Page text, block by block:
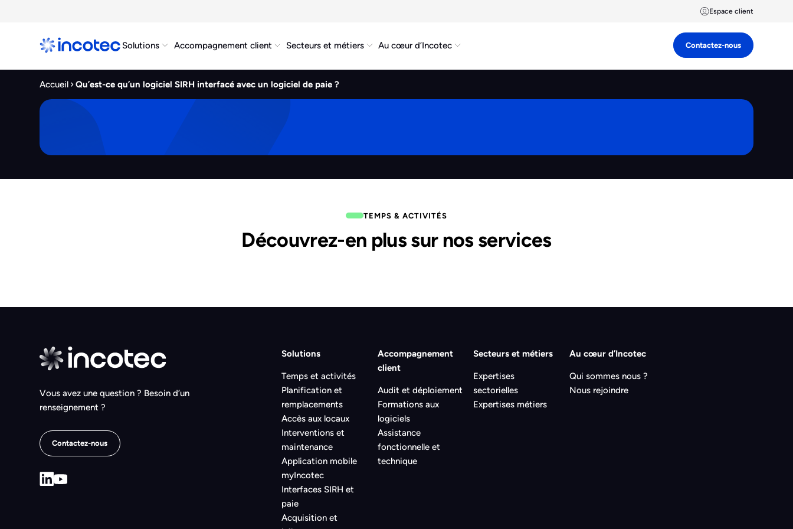
Espace client
Solutions Accompagnement client Secteurs et métiers Au cœur d’Incotec Contactez-nous
Accueil Qu’est-ce qu’un logiciel SIRH interfacé avec un logiciel de paie ?
TEMPS & ACTIVITÉS
Découvrez-en plus sur nos services
Vous avez une question ? Besoin d’un
renseignement ?
Contactez-nous
Solutions
Temps et activités
Planification et
remplacements
Accès aux locaux
Interventions et
maintenance
Application mobile
myIncotec
Interfaces SIRH et
paie
Acquisition et
Accompagnement
client
Audit et déploiement
Formations aux
logiciels
Assistance
fonctionnelle et
technique
Secteurs et métiers
Expertises
sectorielles
Expertises métiers
Au cœur d’Incotec
Qui sommes nous ?
Nous rejoindre